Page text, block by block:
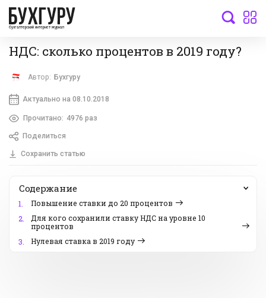
бухгалтерский интернет-журнал
НДС: сколько процентов в 2019 году?
Автор: Бухгуру
Актуально на 08.10.2018
Прочитано: 4976 раз
Поделиться
Сохранить статью
Содержание
1.
Повышение ставки до 20 процентов
2.
Для кого сохранили ставку НДС на уровне 10
процентов
3.
Нулевая ставка в 2019 году